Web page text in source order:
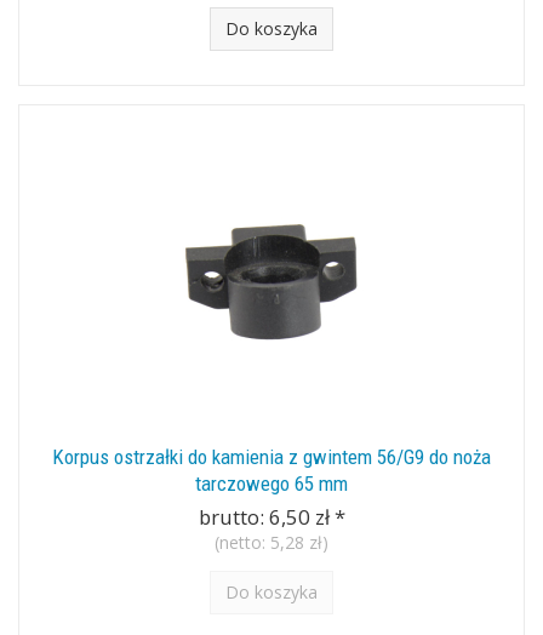
Do koszyka
Korpus ostrzałki do kamienia z gwintem 56/G9 do noża
tarczowego 65 mm
brutto: 6,50 zł*
(netto: 5,28 zł)
Do koszyka